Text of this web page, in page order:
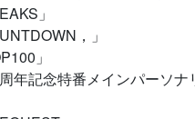
」
，」
」
年記念特番メインパーソナ